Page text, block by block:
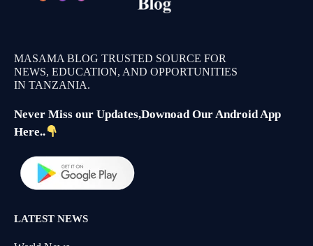
MASAMA BLOG TRUSTED SOURCE FOR
NEWS, EDUCATION, AND OPPORTUNITIES
IN TANZANIA.
Never Miss our Updates,Downoad Our Android App
Here..
LATEST NEWS